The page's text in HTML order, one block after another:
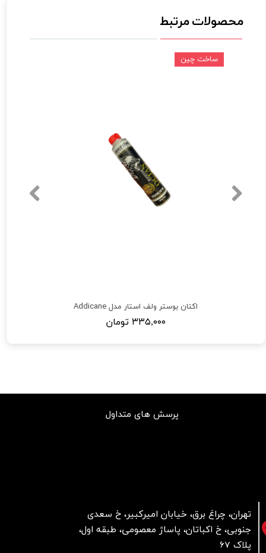
محصولات مرتبط
اکتان بوستر ولف استار مدل Addicane
۳۳۵,۰۰۰ تومان
ساخت چین
تهران، چراغ برق، خیابان امیرکبیر، خ سعدی
جنوبی، خ اکباتان، پاساژ معصومی، طبقه اول،
پلاک 67
پرسش های متداول